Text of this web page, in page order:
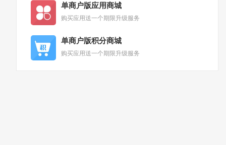
单商户版应用商城
购买应用送一个期限升级服务
单商户版积分商城
购买应用送一个期限升级服务